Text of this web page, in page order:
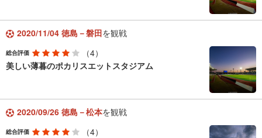
2020/11/04 徳島－磐田を観戦
総合評価
（4）
美しい薄暮のポカリスエットスタジアム
2020/09/26 徳島－松本を観戦
総合評価
（4）